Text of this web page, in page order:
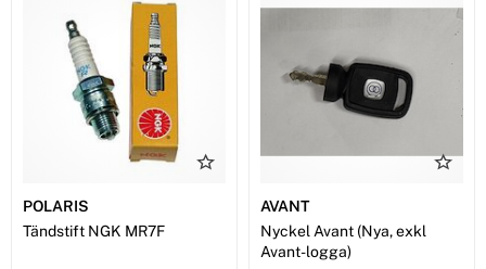
POLARIS
Tändstift NGK MR7F
AVANT
Nyckel Avant (Nya, exkl
Avant-logga)